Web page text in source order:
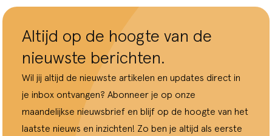
Altijd op de hoogte van de
nieuwste berichten.
Wil jij altijd de nieuwste artikelen en updates direct in
je inbox ontvangen? Abonneer je op onze
maandelijkse nieuwsbrief en blijf op de hoogte van het
laatste nieuws en inzichten! Zo ben je altijd als eerste